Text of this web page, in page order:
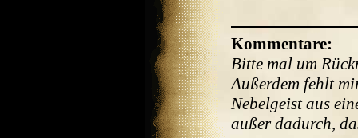
Kommentare:
Bitte mal um
Außerdem fehlt
Nebelgeist aus
außer dadurch,